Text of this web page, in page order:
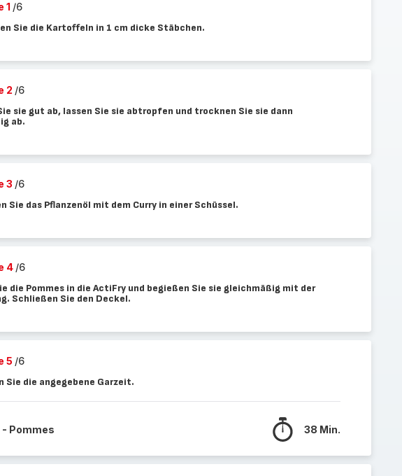
1 /6
Sie die Kartoffeln in 1 cm dicke Stäbchen.
2 /6
sie gut ab, lassen Sie sie abtropfen und trocknen Sie sie dann
ab.
3 /6
Sie das Pflanzenöl mit dem Curry in einer Schüssel.
4 /6
die Pommes in die ActiFry und begießen Sie sie gleichmäßig mit der
Schließen Sie den Deckel.
5 /6
Sie die angegebene Garzeit.
- Pommes 38 Min.